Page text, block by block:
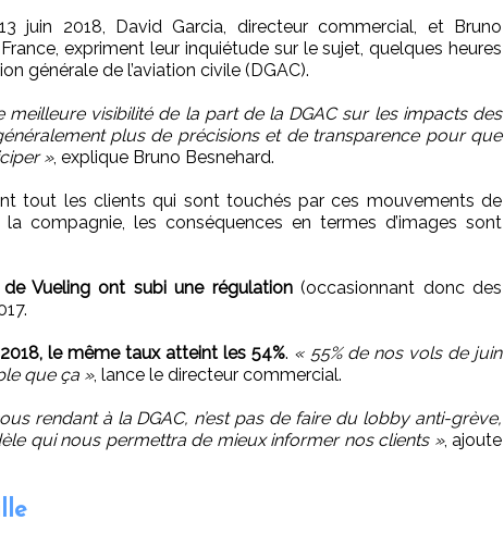
juin 2018, David Garcia, directeur commercial, et Bruno
expriment leur inquiétude sur le sujet, quelques heures
générale de l’aviation civile (DGAC).
visibilité de la part de la DGAC sur les impacts des
plus de précisions et de transparence pour que
», explique Bruno Besnehard.
tout les clients qui sont touchés par ces mouvements de
compagnie, les conséquences en termes d’images sont
Vueling ont subi une régulation(occasionnant donc des
le même taux atteint les 54%. « 55% de nos vols de juin
que ça », lance le directeur commercial.
rendant à la DGAC, n’est pas de faire du lobby anti-grève,
qui nous permettra de mieux informer nos clients », ajoute